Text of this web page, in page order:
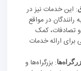
: این خدمات نیز در
در مواقع
تصادفات، کمک
ارائه خدمات
: بزرگراه‌ها و